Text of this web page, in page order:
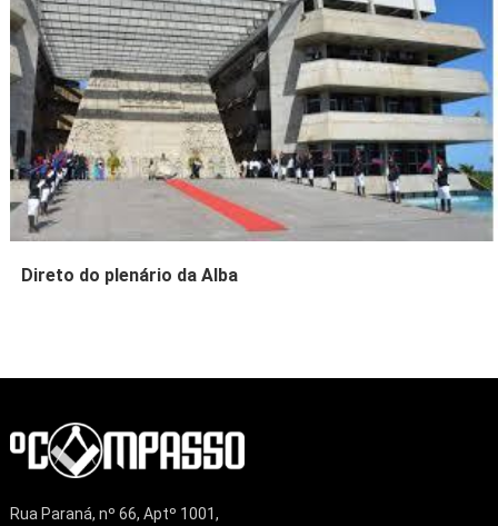
Direto do plenário da Alba
Rua Paraná, nº 66, Aptº 1001,